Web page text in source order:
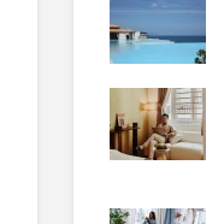
sur le